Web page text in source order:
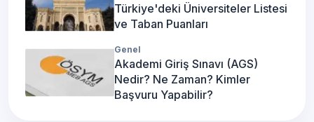
Türkiye'deki Üniversiteler Listesi
ve Taban Puanları
Genel
Akademi Giriş Sınavı (AGS)
Nedir? Ne Zaman? Kimler
Başvuru Yapabilir?